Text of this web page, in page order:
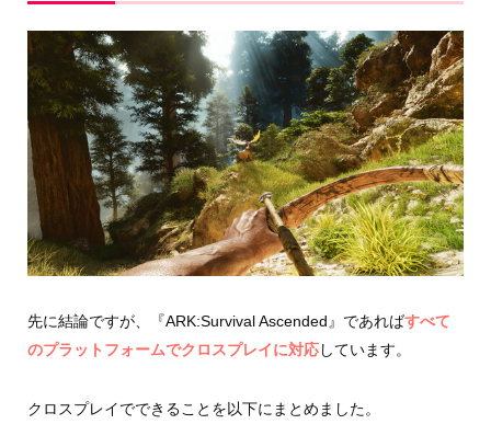
先に結論ですが、『ARK:Survival Ascended』であればすべて
のプラットフォームでクロスプレイに対応しています。
クロスプレイでできることを以下にまとめました。